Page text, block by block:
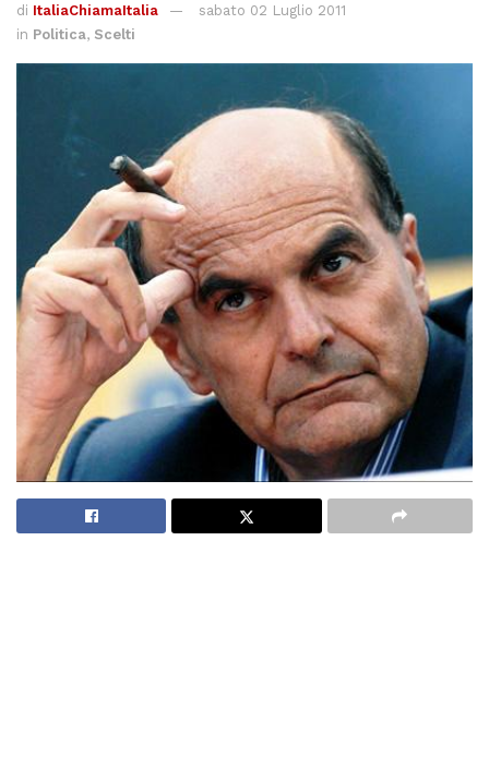
di ItaliaChiamaItalia
sabato 02 Luglio 2011
in Politica, Scelti